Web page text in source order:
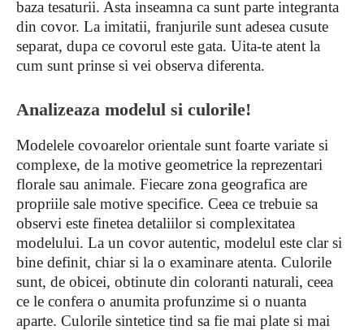
baza tesaturii. Asta inseamna ca sunt parte integranta
din covor. La imitatii, franjurile sunt adesea cusute
separat, dupa ce covorul este gata. Uita-te atent la
cum sunt prinse si vei observa diferenta.
Analizeaza modelul si culorile!
Modelele covoarelor orientale sunt foarte variate si
complexe, de la motive geometrice la reprezentari
florale sau animale. Fiecare zona geografica are
propriile sale motive specifice. Ceea ce trebuie sa
observi este finetea detaliilor si complexitatea
modelului. La un covor autentic, modelul este clar si
bine definit, chiar si la o examinare atenta. Culorile
sunt, de obicei, obtinute din coloranti naturali, ceea
ce le confera o anumita profunzime si o nuanta
aparte. Culorile sintetice tind sa fie mai plate si mai